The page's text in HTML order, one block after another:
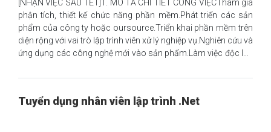
[NHẬN VIỆC SAU TẾT]1. MÔ TẢ CHI TIẾT CÔNG VIỆCTham gia
phận tích, thiết kế chức năng phần mềm.Phát triển các sản
phẩm của công ty hoặc oursource.Triển khai phần mềm trên
diện rộng với vai trò lập trình viên xử lý nghiệp vụ.Nghiên cứu và
ứng dụng các công nghệ mới vào sản phẩm.Làm việc độc lập
nhóm.Thực hiện các công việc trong chuyển theo sắp xếp
trước khi tham gia dự án, đào tạo trong quá trình thực hiện dự
Tuyển dụng nhân viên lập trình .Net